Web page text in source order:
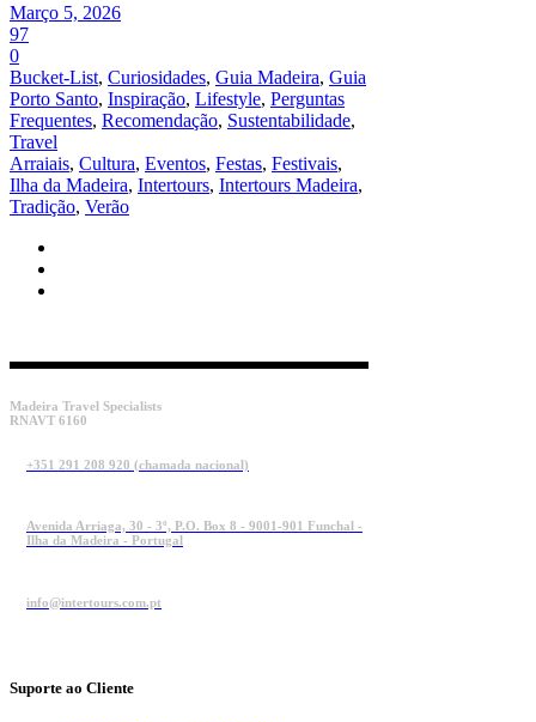
Março 5, 2026
97
0
Bucket-List, Curiosidades, Guia Madeira, Guia
Porto Santo, Inspiração, Lifestyle, Perguntas
Frequentes, Recomendação, Sustentabilidade,
Travel
Arraiais, Cultura, Eventos, Festas, Festivais,
Ilha da Madeira, Intertours, Intertours Madeira,
Tradição, Verão
Madeira Travel Specialists
RNAVT 6160
+351 291 208 920 (chamada nacional)
Avenida Arriaga, 30 - 3º, P.O. Box 8 - 9001-901 Funchal -
Ilha da Madeira - Portugal
info@intertours.com.pt
Suporte ao Cliente